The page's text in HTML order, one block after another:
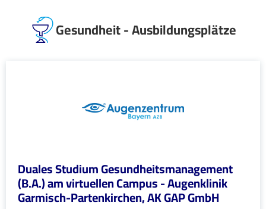
Gesundheit - Ausbildungsplätze
Duales Studium Gesundheitsmanagement
(B.A.) am virtuellen Campus - Augenklinik
Garmisch-Partenkirchen, AK GAP GmbH